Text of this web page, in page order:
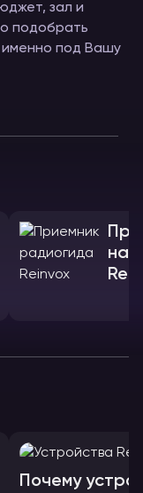
зал и
подобрать
под Вашу
Почему